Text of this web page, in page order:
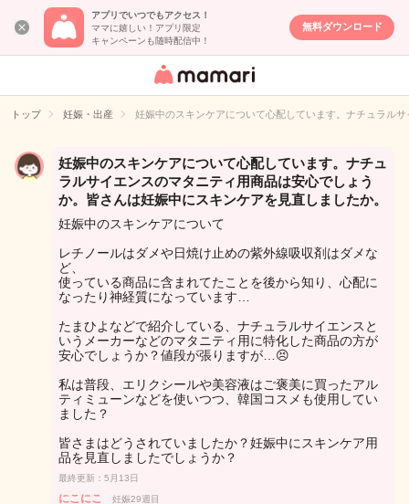
アプリでいつでもアクセス！
ママに嬉しい！アプリ限定
キャンペーンも随時配信中！
無料ダウンロード
女性専用匿名QA
イト
トップ 妊娠・出産 妊娠中のスキンケアについて心配しています。ナチュラル
妊娠中のスキンケアについて心配しています。ナチュ
ラルサイエンスのマタニティ用商品は安心でしょう
か。皆さんは妊娠中にスキンケアを見直しましたか。
妊娠中のスキンケアについて
レチノールはダメや日焼け止めの紫外線吸収剤はダメな
ど、
使っている商品に含まれてたことを後から知り、心配に
なったり神経質になっています…
たまひよなどで紹介している、ナチュラルサイエンスと
いうメーカーなどのマタニティ用に特化した商品の方が
安心でしょうか？値段が張りますが…😣
私は普段、エリクシールや美容液はご褒美に買ったアル
ティミューンなどを使いつつ、韓国コスメも使用してい
ました？
皆さまはどうされていましたか？妊娠中にスキンケア用
品を見直しましたでしょうか？
最終更新：5月13日
にこにこ 妊娠29週目